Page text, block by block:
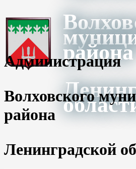
района
Администрация
Волховского
района
Ленинградской